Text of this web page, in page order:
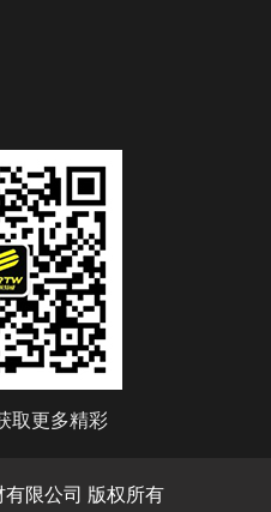
取更多精彩
限公司 版权所有